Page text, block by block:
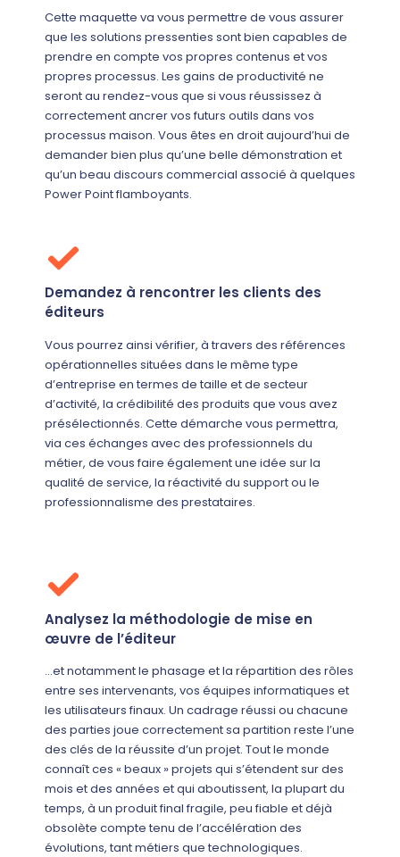
Cette maquette va vous permettre de vous assurer
que les solutions pressenties sont bien capables de
prendre en compte vos propres contenus et vos
propres processus. Les gains de productivité ne
seront au rendez-vous que si vous réussissez à
correctement ancrer vos futurs outils dans vos
processus maison. Vous êtes en droit aujourd’hui de
demander bien plus qu’une belle démonstration et
qu’un beau discours commercial associé à quelques
Power Point flamboyants.
Demandez à rencontrer les clients des
éditeurs
Vous pourrez ainsi vérifier, à travers des références
opérationnelles situées dans le même type
d’entreprise en termes de taille et de secteur
d’activité, la crédibilité des produits que vous avez
présélectionnés. Cette démarche vous permettra,
via ces échanges avec des professionnels du
métier, de vous faire également une idée sur la
qualité de service, la réactivité du support ou le
professionnalisme des prestataires.
Analysez la méthodologie de mise en
œuvre de l’éditeur
…et notamment le phasage et la répartition des rôles
entre ses intervenants, vos équipes informatiques et
les utilisateurs finaux. Un cadrage réussi ou chacune
des parties joue correctement sa partition reste l’une
des clés de la réussite d’un projet. Tout le monde
connaît ces « beaux » projets qui s’étendent sur des
mois et des années et qui aboutissent, la plupart du
temps, à un produit final fragile, peu fiable et déjà
obsolète compte tenu de l’accélération des
évolutions, tant métiers que technologiques.